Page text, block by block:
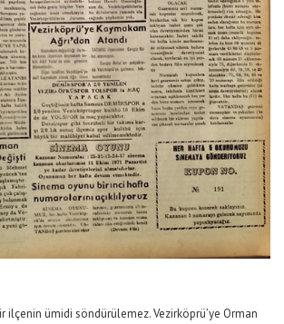
ilçenin ümidi söndürülemez. Vezirköprü’ye Orman